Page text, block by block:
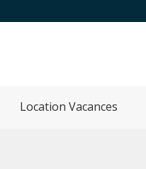
Location Vacances